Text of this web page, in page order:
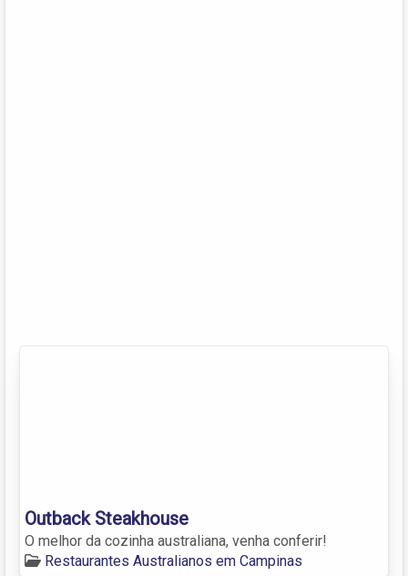
Outback Steakhouse
O melhor da cozinha australiana, venha conferir!
Restaurantes Australianos em Campinas